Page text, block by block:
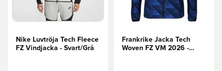
Nike Luvtröja Tech Fleece
FZ Vindjacka - Svart/Grå
Frankrike Jacka Tech
Woven FZ VM 2026 -